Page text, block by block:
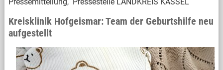
Kreisklinik Hofgeismar: Team der Geburtshilfe neu
aufgestellt